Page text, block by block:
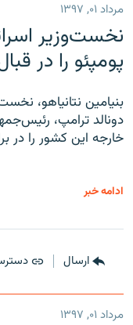
مرداد ۰۱, ۱۳۹۷
نخست‌وزیر
پومپئو را در
بنیامین نتانیاهو،
دونالد ترامپ،
خارجه این کشور را در
ادامه خبر
ارسال
مرداد ۰۱, ۱۳۹۷